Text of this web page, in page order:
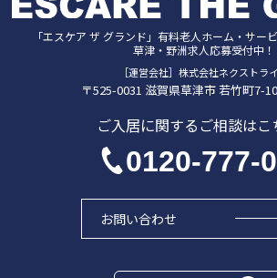
「エスケア ザ グランド」 有料老人ホーム・サー
草津・野洲求人応募受付中！
［運営会社］株式会社ネクストラ
〒525-0031 滋賀県草津市若竹町7-
ご入居に関するご相談はこ
0120-777-
お問い合わせ